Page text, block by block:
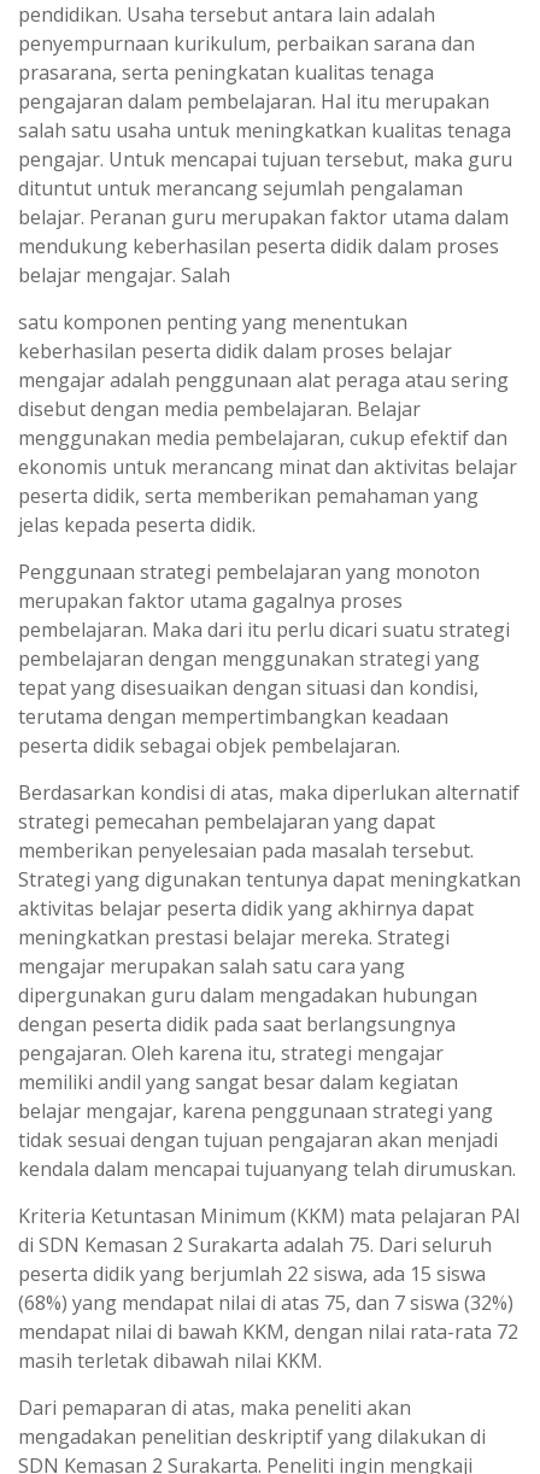
pendidikan. Usaha tersebut antara lain adalah
penyempurnaan kurikulum, perbaikan sarana dan
prasarana, serta peningkatan kualitas tenaga
pengajaran dalam pembelajaran. Hal itu merupakan
salah satu usaha untuk meningkatkan kualitas tenaga
pengajar. Untuk mencapai tujuan tersebut, maka guru
dituntut untuk merancang sejumlah pengalaman
belajar. Peranan guru merupakan faktor utama dalam
mendukung keberhasilan peserta didik dalam proses
belajar mengajar. Salah
satu komponen penting yang menentukan
keberhasilan peserta didik dalam proses belajar
mengajar adalah penggunaan alat peraga atau sering
disebut dengan media pembelajaran. Belajar
menggunakan media pembelajaran, cukup efektif dan
ekonomis untuk merancang minat dan aktivitas belajar
peserta didik, serta memberikan pemahaman yang
jelas kepada peserta didik.
Penggunaan strategi pembelajaran yang monoton
merupakan faktor utama gagalnya proses
pembelajaran. Maka dari itu perlu dicari suatu strategi
pembelajaran dengan menggunakan strategi yang
tepat yang disesuaikan dengan situasi dan kondisi,
terutama dengan mempertimbangkan keadaan
peserta didik sebagai objek pembelajaran.
Berdasarkan kondisi di atas, maka diperlukan alternatif
strategi pemecahan pembelajaran yang dapat
memberikan penyelesaian pada masalah tersebut.
Strategi yang digunakan tentunya dapat meningkatkan
aktivitas belajar peserta didik yang akhirnya dapat
meningkatkan prestasi belajar mereka. Strategi
mengajar merupakan salah satu cara yang
dipergunakan guru dalam mengadakan hubungan
dengan peserta didik pada saat berlangsungnya
pengajaran. Oleh karena itu, strategi mengajar
memiliki andil yang sangat besar dalam kegiatan
belajar mengajar, karena penggunaan strategi yang
tidak sesuai dengan tujuan pengajaran akan menjadi
kendala dalam mencapai tujuanyang telah dirumuskan.
Kriteria Ketuntasan Minimum (KKM) mata pelajaran PAI
di SDN Kemasan 2 Surakarta adalah 75. Dari seluruh
peserta didik yang berjumlah 22 siswa, ada 15 siswa
(68%) yang mendapat nilai di atas 75, dan 7 siswa (32%)
mendapat nilai di bawah KKM, dengan nilai rata-rata 72
masih terletak dibawah nilai KKM.
Dari pemaparan di atas, maka peneliti akan
mengadakan penelitian deskriptif yang dilakukan di
SDN Kemasan 2 Surakarta. Peneliti ingin mengkaji